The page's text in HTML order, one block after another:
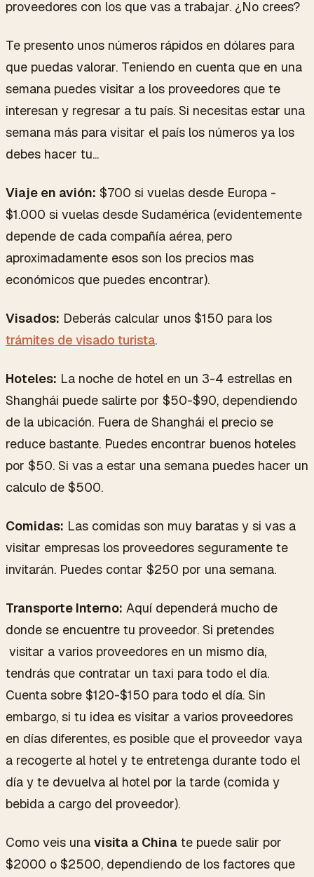
proveedores con los que vas a trabajar. ¿No crees?
Te presento unos números rápidos en dólares para
que puedas valorar. Teniendo en cuenta que en una
semana puedes visitar a los proveedores que te
interesan y regresar a tu país. Si necesitas estar una
semana más para visitar el país los números ya los
debes hacer tu...
Viaje en avión: $700 si vuelas desde Europa -
$1.000 si vuelas desde Sudamérica (evidentemente
depende de cada compañía aérea, pero
aproximadamente esos son los precios mas
económicos que puedes encontrar).
Visados: Deberás calcular unos $150 para los
trámites de visado turista.
Hoteles: La noche de hotel en un 3-4 estrellas en
Shanghái puede salirte por $50-$90, dependiendo
de la ubicación. Fuera de Shanghái el precio se
reduce bastante. Puedes encontrar buenos hoteles
por $50. Si vas a estar una semana puedes hacer un
calculo de $500.
Comidas: Las comidas son muy baratas y si vas a
visitar empresas los proveedores seguramente te
invitarán. Puedes contar $250 por una semana.
Transporte Interno: Aquí dependerá mucho de
donde se encuentre tu proveedor. Si pretendes
visitar a varios proveedores en un mismo día,
tendrás que contratar un taxi para todo el día.
Cuenta sobre $120-$150 para todo el día. Sin
embargo, si tu idea es visitar a varios proveedores
en días diferentes, es posible que el proveedor vaya
a recogerte al hotel y te entretenga durante todo el
día y te devuelva al hotel por la tarde (comida y
bebida a cargo del proveedor).
Como veis una visita a China te puede salir por
$2000 o $2500, dependiendo de los factores que